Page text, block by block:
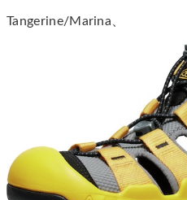
Tangerine/Marina、